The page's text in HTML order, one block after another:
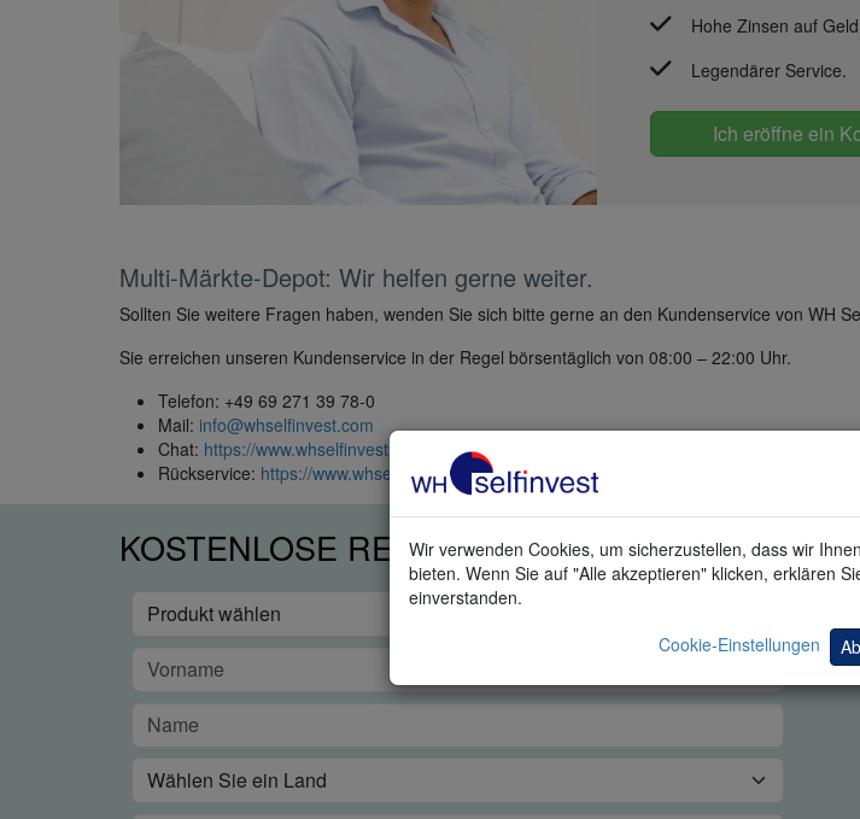
Hohe Zinsen auf
Legendärer Service.
Ich eröffne ein
Multi-Märkte-Depot: Wir helfen gerne weiter.
Sollten Sie weitere Fragen haben, wenden Sie sich bitte gerne an den Kundenservice von WH
Sie erreichen unseren Kundenservice in der Regel börsentäglich von 08:00 – 22:00 Uhr.
Telefon: +49 69 271 39 78-0
Mail: info@whselfinvest.com
Chat: https://www.whselfinvest.com/livechat/
Rückservice: https://www.whselfinvest.com/de-lu/trading-call-me-ib
Wir verwenden Cookies, um sicherzustellen, dass wir
bieten. Wenn Sie auf "Alle akzeptieren" klicken, erklären
einverstanden.
Cookie-Einstellungen
KOSTENLOSE REAL-TIME TRADING DEMO